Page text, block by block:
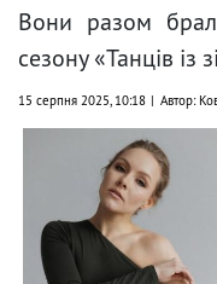
Вони разом
сезону «Танців із
15 серпня 2025, 10:18 Автор: